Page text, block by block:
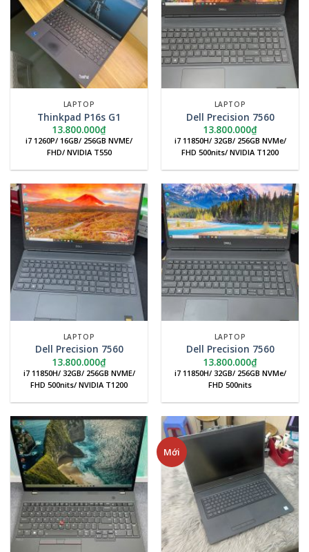
LAPTOP
Thinkpad P16s G1
13.800.000₫
i7 1260P/ 16GB/ 256GB NVME/
FHD/ NVIDIA T550
LAPTOP
Dell Precision 7560
13.800.000₫
i7 11850H/ 32GB/ 256GB NVMe/
FHD 500nits/ NVIDIA T1200
LAPTOP
Dell Precision 7560
13.800.000₫
i7 11850H/ 32GB/ 256GB NVME/
FHD 500nits/ NVIDIA T1200
LAPTOP
Dell Precision 7560
13.800.000₫
i7 11850H/ 32GB/ 256GB NVMe/
FHD 500nits
Mới